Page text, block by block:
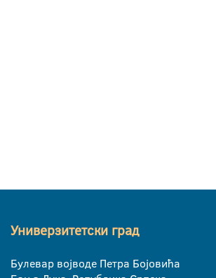
Универзитетски град
Булевар војводе Петра Бојовића